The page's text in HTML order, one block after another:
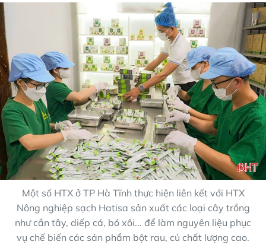
Một số HTX ở TP Hà Tĩnh thực hiện liên kết với HTX
Nông nghiệp sạch Hatisa sản xuất các loại cây trồng
như cần tây, diếp cá, bó xôi... để làm nguyên liệu phục
vụ chế biến các sản phẩm bột rau, củ chất lượng cao.